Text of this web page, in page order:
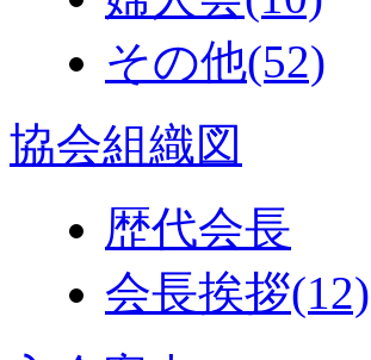
その他(52)
協会組織図
歴代会長
会長挨拶(12)